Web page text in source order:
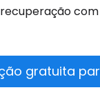
gratuita